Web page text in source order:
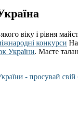
віку і рівня
конкурси
України. Маєте